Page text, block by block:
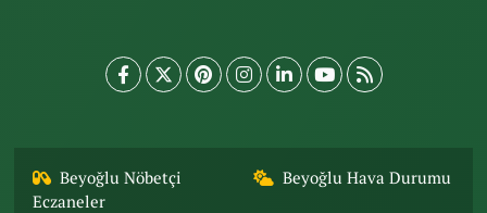
Beyoğlu Nöbetçi
Eczaneler
Beyoğlu Hava Durumu